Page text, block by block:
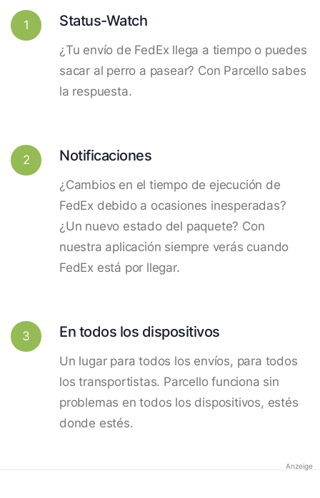
1 Status-Watch
¿Tu envío de FedEx llega a tiempo o puedes
sacar al perro a pasear? Con Parcello sabes
la respuesta.
2 Notificaciones
¿Cambios en el tiempo de ejecución de
FedEx debido a ocasiones inesperadas?
¿Un nuevo estado del paquete? Con
nuestra aplicación siempre verás cuando
FedEx está por llegar.
3 En todos los dispositivos
Un lugar para todos los envíos, para todos
los transportistas. Parcello funciona sin
problemas en todos los dispositivos, estés
donde estés.
Anzeige